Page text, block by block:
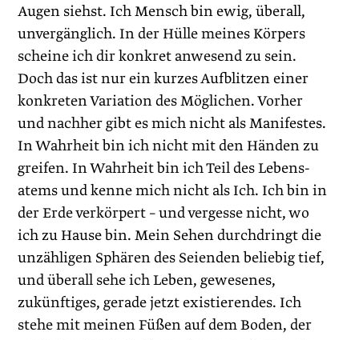
Augen siehst. Ich Mensch bin ewig, überall,
unvergänglich. In der Hülle meines Körpers
scheine ich dir konkret anwesend zu sein.
Doch das ist nur ein kurzes Aufblitzen einer
konkreten Variation des Möglichen. Vorher
und nachher gibt es mich nicht als Manifestes.
In Wahrheit bin ich nicht mit den Händen zu
greifen. In Wahrheit bin ich Teil des Lebens­
atems und kenne mich nicht als Ich. Ich bin in
der Erde verkörpert – und vergesse nicht, wo
ich zu Hause bin. Mein Sehen durchdringt die
unzähligen Sphären des Seienden beliebig tief,
und überall sehe ich Leben, gewesenes,
zukünftiges, gerade jetzt existierendes. Ich
stehe mit meinen ­Füßen auf dem Boden, der